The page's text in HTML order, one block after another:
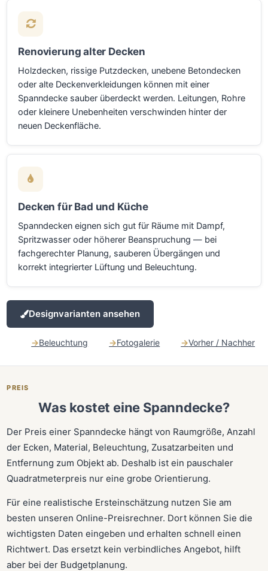
Renovierung alter Decken
Holzdecken, rissige Putzdecken, unebene Betondecken
oder alte Deckenverkleidungen können mit einer
Spanndecke sauber überdeckt werden. Leitungen, Rohre
oder kleinere Unebenheiten verschwinden hinter der
neuen Deckenfläche.
Decken für Bad und Küche
Spanndecken eignen sich gut für Räume mit Dampf,
Spritzwasser oder höherer Beanspruchung — bei
fachgerechter Planung, sauberen Übergängen und
korrekt integrierter Lüftung und Beleuchtung.
Designvarianten ansehen
Beleuchtung Fotogalerie Vorher / Nachher
PREIS
Was kostet eine Spanndecke?
Der Preis einer Spanndecke hängt von Raumgröße, Anzahl
der Ecken, Material, Beleuchtung, Zusatzarbeiten und
Entfernung zum Objekt ab. Deshalb ist ein pauschaler
Quadratmeterpreis nur eine grobe Orientierung.
Für eine realistische Ersteinschätzung nutzen Sie am
besten unseren Online-Preisrechner. Dort können Sie die
wichtigsten Daten eingeben und erhalten schnell einen
Richtwert. Das ersetzt kein verbindliches Angebot, hilft
aber bei der Budgetplanung.